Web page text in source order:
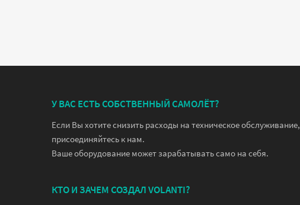
У ВАС ЕСТЬ СОБСТВЕННЫЙ САМОЛЁТ?
Если Вы хотите снизить расходы на техническое обслуживание,
присоединяйтесь к нам.
Ваше оборудование может зарабатывать само на себя.
КТО И ЗАЧЕМ СОЗДАЛ VOLANTI?